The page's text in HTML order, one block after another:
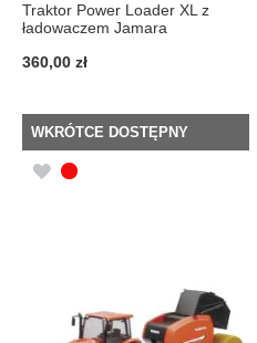
Traktor Power Loader XL z
ładowaczem Jamara
360,00 zł
WKRÓTCE DOSTĘPNY
DODAJ